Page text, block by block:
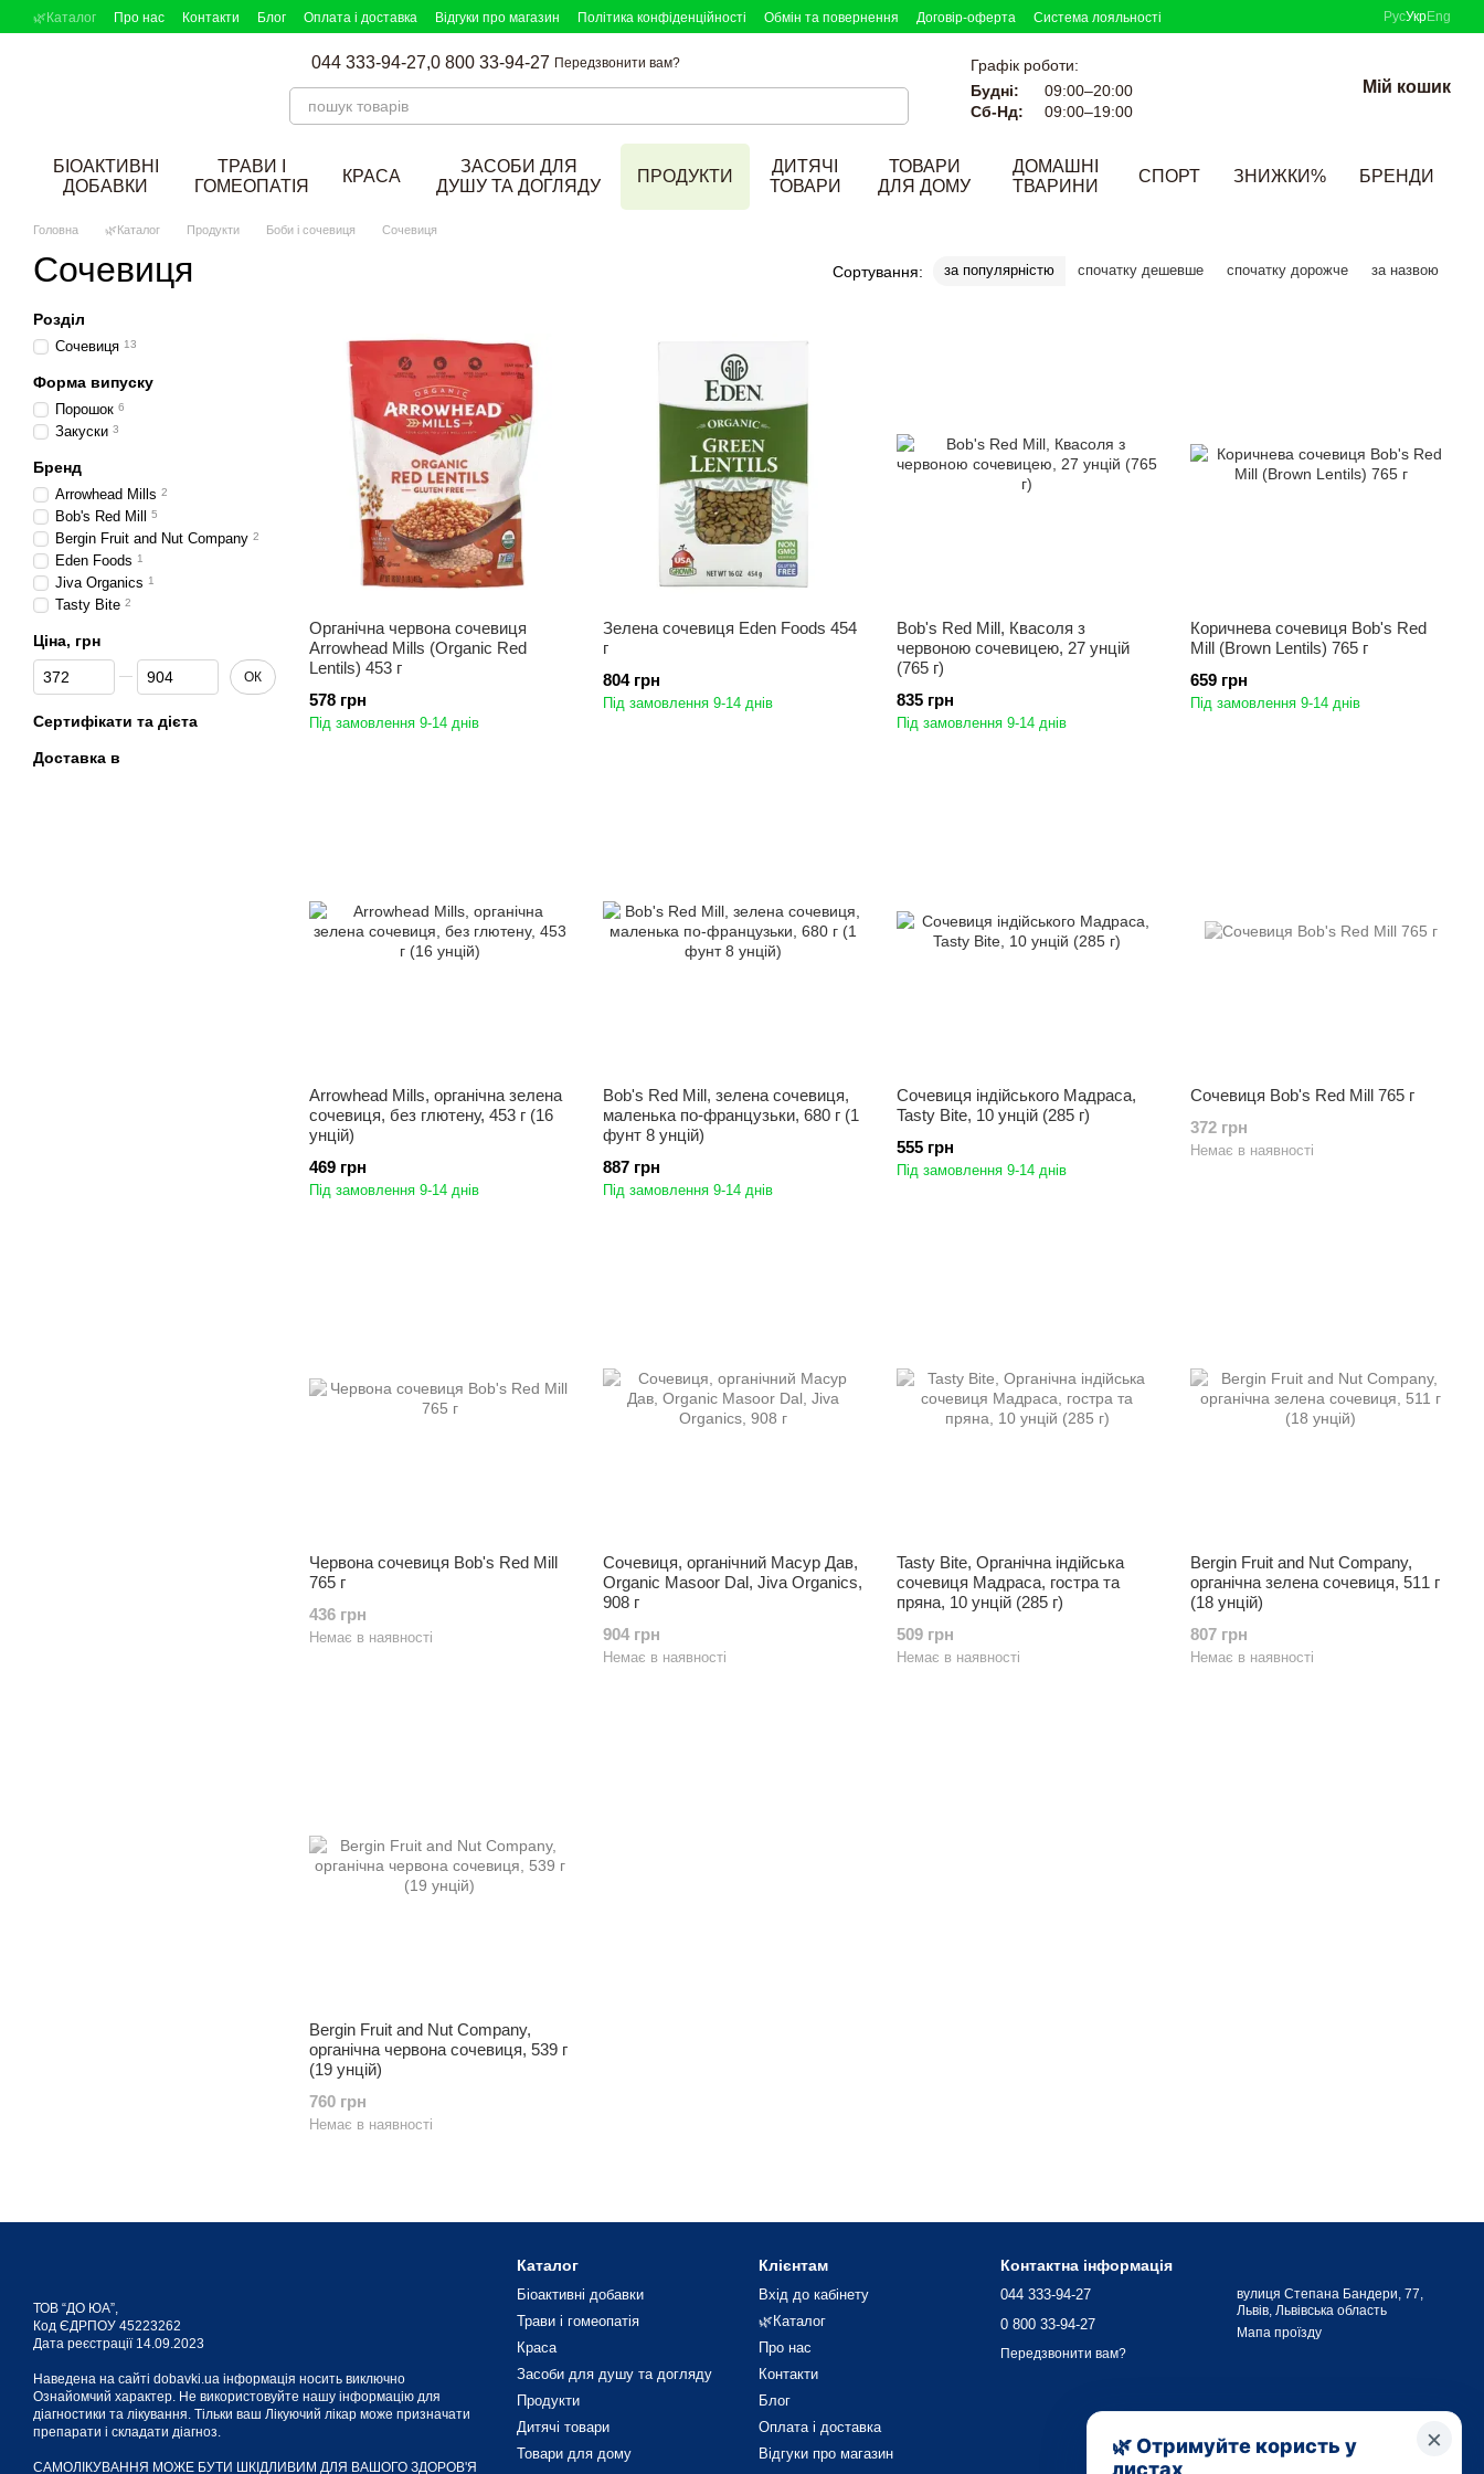
Перейти до основного контенту
🌿Каталог Про нас Контакти Блог Оплата і доставка Відгуки про магазин Політика конфіденційності Обмін та повернення Договір-оферта
Система лояльності
РусУкрEng
044 333-94-27,0 800 33-94-27 Передзвонити вам?
Графік роботи:
Будні:
09:00–20:00
Сб-Нд:
09:00–19:00
Мій кошик
БІОАКТИВНІ
ДОБАВКИ
ТРАВИ І
ГОМЕОПАТІЯ
КРАСА
ЗАСОБИ ДЛЯ
ДУШУ ТА ДОГЛЯДУ
ПРОДУКТИ
ДИТЯЧІ
ТОВАРИ
ТОВАРИ
ДЛЯ ДОМУ
ДОМАШНІ
ТВАРИНИ
СПОРТ ЗНИЖКИ% БРЕНДИ
Головна 🌿Каталог Продукти Боби і сочевиця Сочевиця
Сочевиця Сортування: за популярністю спочатку дешевше спочатку дорожче за назвою
Органічна червона сочевиця
Arrowhead Mills (Organic Red
Lentils) 453 г
578 грн
Під замовлення 9-14 днів
Зелена сочевиця Eden Foods 454
г
804 грн
Під замовлення 9-14 днів
Bob's Red Mill, Квасоля з
червоною сочевицею, 27 унцій
(765 г)
835 грн
Під замовлення 9-14 днів
Коричнева сочевиця Bob's Red
Mill (Brown Lentils) 765 г
659 грн
Під замовлення 9-14 днів
Arrowhead Mills, органічна зелена
сочевиця, без глютену, 453 г (16
унцій)
469 грн
Під замовлення 9-14 днів
Bob's Red Mill, зелена сочевиця,
маленька по-французьки, 680 г (1
фунт 8 унцій)
887 грн
Під замовлення 9-14 днів
Сочевиця індійського Мадраса,
Tasty Bite, 10 унцій (285 г)
555 грн
Під замовлення 9-14 днів
Сочевиця Bob's Red Mill 765 г
372 грн
Немає в наявності
Червона сочевиця Bob's Red Mill
765 г
436 грн
Немає в наявності
Сочевиця, органічний Масур Дав,
Organic Masoor Dal, Jiva Organics,
908 г
904 грн
Немає в наявності
Tasty Bite, Органічна індійська
сочевиця Мадраса, гостра та
пряна, 10 унцій (285 г)
509 грн
Немає в наявності
Bergin Fruit and Nut Company,
органічна зелена сочевиця, 511 г
(18 унцій)
807 грн
Немає в наявності
Bergin Fruit and Nut Company,
органічна червона сочевиця, 539 г
(19 унцій)
760 грн
Немає в наявності
Розділ
Сочевиця 13
Форма випуску
Порошок 6
Закуски 3
Бренд
Arrowhead Mills 2
Bob's Red Mill 5
Bergin Fruit and Nut Company 2
Eden Foods 1
Jiva Organics 1
Tasty Bite 2
Ціна, грн
Від Ціна, грн
До Ціна, грн ОК
Сертифікати та дієта
Доставка в
ТОВ “ДО ЮА”,
Код ЄДРПОУ 45223262
Дата реєстрації 14.09.2023
Наведена на сайті dobavki.ua інформація носить виключно
Ознайомчий характер. Не використовуйте нашу інформацію для
діагностики та лікування. Тільки ваш Лікуючий лікар може призначати
препарати і складати діагноз.
САМОЛІКУВАННЯ МОЖЕ БУТИ ШКІДЛИВИМ ДЛЯ ВАШОГО ЗДОРОВ'Я
Каталог
Біоактивні добавки
Трави і гомеопатія
Краса
Засоби для душу та догляду
Продукти
Дитячі товари
Товари для дому
Клієнтам
Вхід до кабінету
🌿Каталог
Про нас
Контакти
Блог
Оплата і доставка
Відгуки про магазин
Контактна інформація
044 333-94-27
0 800 33-94-27
Передзвонити вам?
вулиця Степана Бандери, 77,
Львів, Львівська область
Мапа проїзду